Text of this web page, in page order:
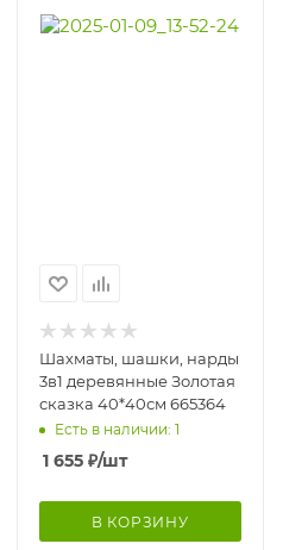
Шахматы, шашки, нарды
3в1 деревянные Золотая
сказка 40*40см 665364
Есть в наличии: 1
1 655₽/шт
В КОРЗИНУ